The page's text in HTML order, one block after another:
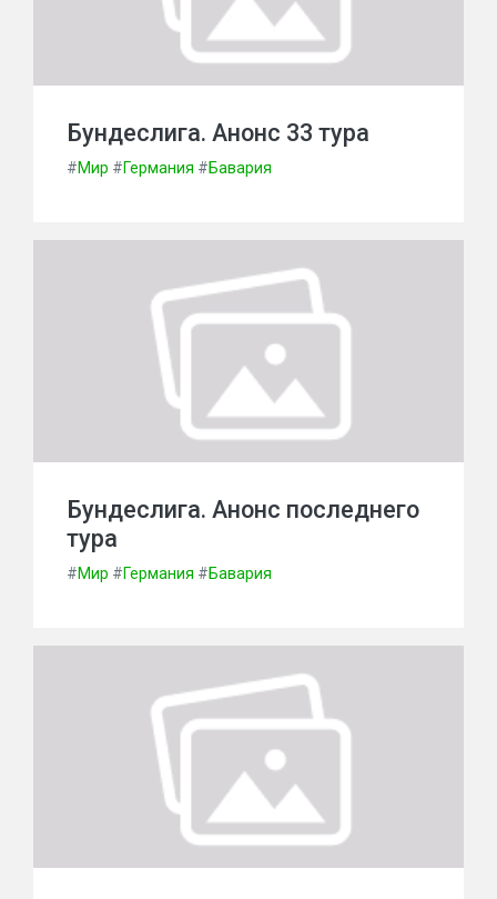
Бундеслига. Анонс 33 тура
#Мир #Германия #Бавария
Бундеслига. Анонс последнего
тура
#Мир #Германия #Бавария